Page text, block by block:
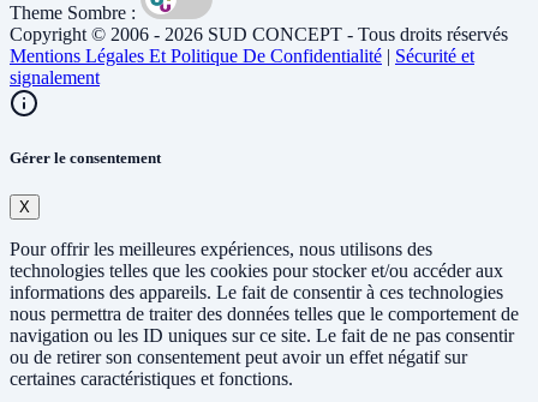
Theme Sombre :
Copyright © 2006 - 2026 SUD CONCEPT - Tous droits réservés
Mentions Légales Et Politique De Confidentialité | Sécurité et
signalement
Gérer le consentement
X
Pour offrir les meilleures expériences, nous utilisons des
technologies telles que les cookies pour stocker et/ou accéder aux
informations des appareils. Le fait de consentir à ces technologies
nous permettra de traiter des données telles que le comportement de
navigation ou les ID uniques sur ce site. Le fait de ne pas consentir
ou de retirer son consentement peut avoir un effet négatif sur
certaines caractéristiques et fonctions.